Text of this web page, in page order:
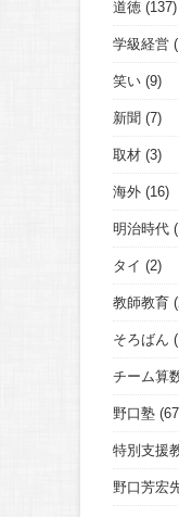
道徳 (137)
学級経営
笑い (9)
新聞 (7)
取材 (3)
海外 (16)
明治時代
タイ (2)
教師教育
そろばん
チーム算
野口塾
特別支援
野口芳宏